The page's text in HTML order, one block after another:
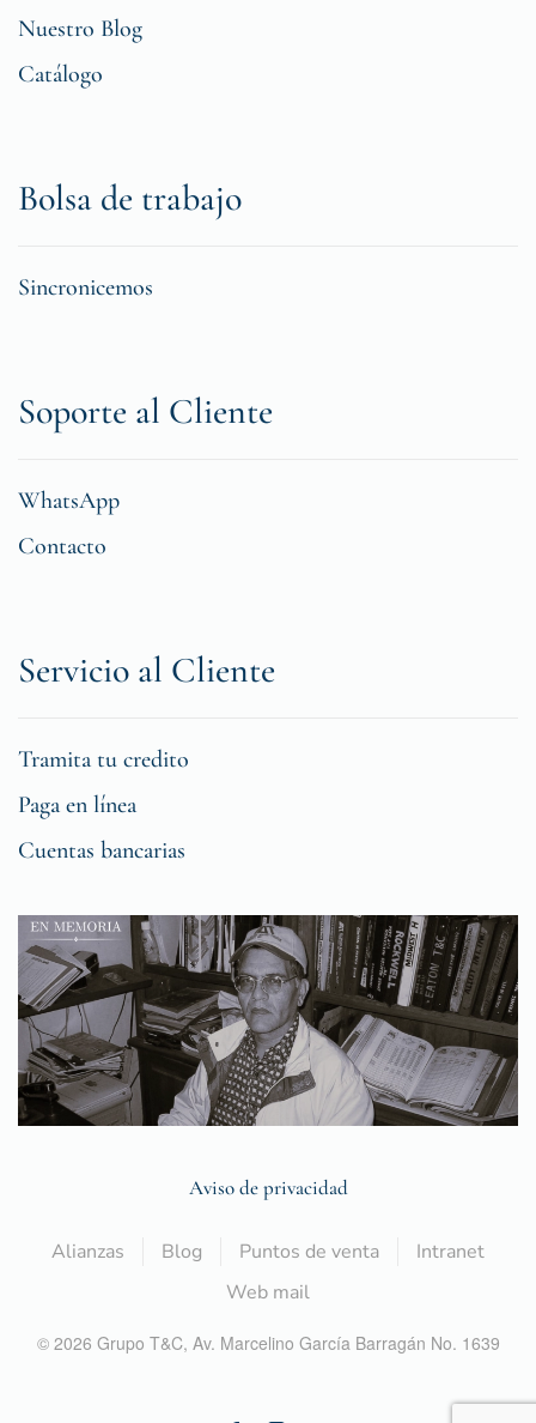
Nuestro Blog
Catálogo
Bolsa de trabajo
Sincronicemos
Soporte al Cliente
WhatsApp
Contacto
Servicio al Cliente
Tramita tu credito
Paga en línea
Cuentas bancarias
Aviso de privacidad
Alianzas Blog Puntos de venta
Intranet
Web mail
© 2026 Grupo T&C, Av. Marcelino García Barragán No. 1639